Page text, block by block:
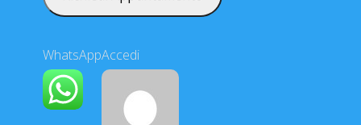
WhatsAppAccedi